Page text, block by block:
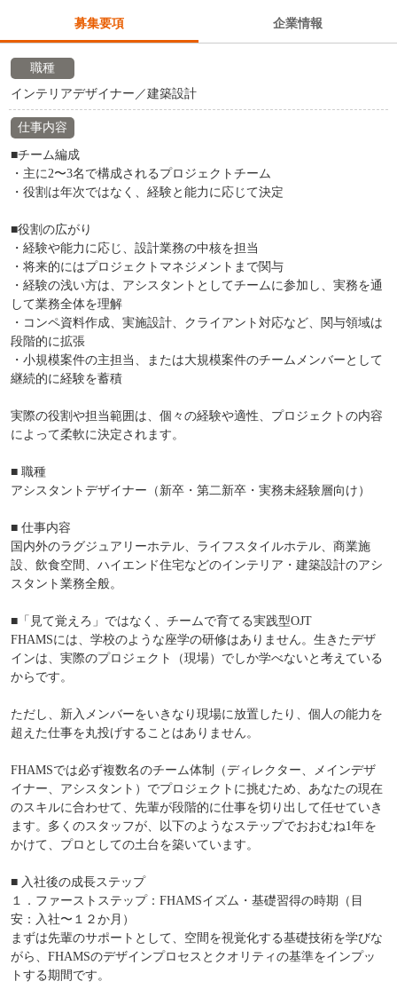
募集要項 企業情報
職種
インテリアデザイナー／建築設計
仕事内容
■チーム編成
・主に2〜3名で構成されるプロジェクトチーム
・役割は年次ではなく、経験と能力に応じて決定
■役割の広がり
・経験や能力に応じ、設計業務の中核を担当
・将来的にはプロジェクトマネジメントまで関与
・経験の浅い方は、アシスタントとしてチームに参加し、実務を通
して業務全体を理解
・コンペ資料作成、実施設計、クライアント対応など、関与領域は
段階的に拡張
・小規模案件の主担当、または大規模案件のチームメンバーとして
継続的に経験を蓄積
実際の役割や担当範囲は、個々の経験や適性、プロジェクトの内容
によって柔軟に決定されます。
■ 職種
アシスタントデザイナー（新卒・第二新卒・実務未経験層向け）
■ 仕事内容
国内外のラグジュアリーホテル、ライフスタイルホテル、商業施
設、飲食空間、ハイエンド住宅などのインテリア・建築設計のアシ
スタント業務全般。
■「見て覚えろ」ではなく、チームで育てる実践型OJT
FHAMSには、学校のような座学の研修はありません。生きたデザ
インは、実際のプロジェクト（現場）でしか学べないと考えている
からです。
ただし、新入メンバーをいきなり現場に放置したり、個人の能力を
超えた仕事を丸投げすることはありません。
FHAMSでは必ず複数名のチーム体制（ディレクター、メインデザ
イナー、アシスタント）でプロジェクトに挑むため、あなたの現在
のスキルに合わせて、先輩が段階的に仕事を切り出して任せていき
ます。多くのスタッフが、以下のようなステップでおおむね1年を
かけて、プロとしての土台を築いています。
■ 入社後の成長ステップ
１．ファーストステップ：FHAMSイズム・基礎習得の時期（目
安：入社〜１２か月）
まずは先輩のサポートとして、空間を視覚化する基礎技術を学びな
がら、FHAMSのデザインプロセスとクオリティの基準をインプッ
トする期間です。